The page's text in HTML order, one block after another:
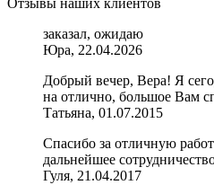
Отзывы наших клиентов
заказал, ожидаю
Юра, 22.04.2026
Добрый вечер, Вера! Я
на отлично, большое Вам
Татьяна, 01.07.2015
Спасибо за отличную
дальнейшее
Гуля, 21.04.2017